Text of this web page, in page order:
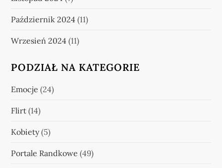
Październik 2024 (11)
Wrzesień 2024 (11)
PODZIAŁ NA KATEGORIE
Emocje (24)
Flirt (14)
Kobiety(5)
Portale Randkowe (49)